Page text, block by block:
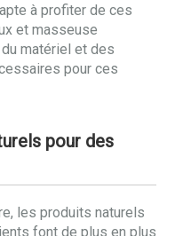
à profiter de ces
et masseuse
matériel et des
pour ces
pour des
les produits naturels
font de plus en plus